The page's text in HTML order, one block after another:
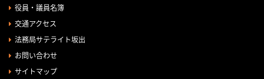
役員・議員名簿
交通アクセス
法務局サテライト坂出
お問い合わせ
サイトマップ